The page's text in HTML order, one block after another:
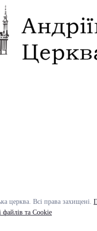
церква. Всі права захищені.
файлів та Cookie